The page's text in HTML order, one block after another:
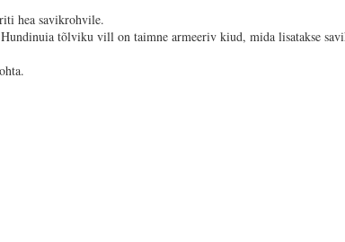
hea savikrohvile.
tõlviku vill on taimne armeeriv kiud, mida lisatakse